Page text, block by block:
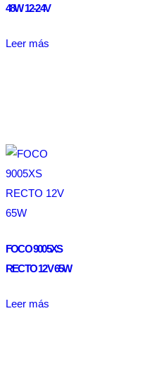
48W 12-24V
Leer más
FOCO 9005XS
RECTO 12V 65W
Leer más